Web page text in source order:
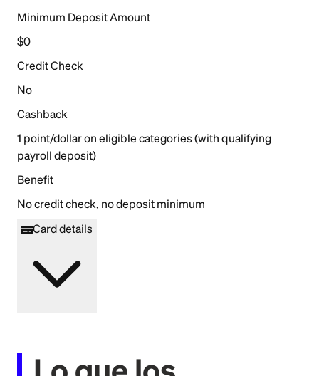
Minimum Deposit Amount
$0
Credit Check
No
Cashback
1 point/dollar on eligible categories (with qualifying
payroll deposit)
Benefit
No credit check, no deposit minimum
Card details